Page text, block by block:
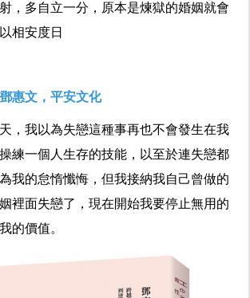
，多自立一分，原本是煉獄的婚姻就會
相安度日
惠文，平安文化
，我以為失戀這種事再也不會發生在我
練一個人生存的技能，以至於連失戀都
我的怠惰懺悔，但我接納我自己曾做的
裡面失戀了，現在開始我要停止無用的
的價值。